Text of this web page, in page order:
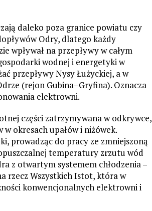
daleko poza granice powiatu czy
Odry, dlatego każdy
wpływał na przepływy w całym
wodnej i energetyki w
przepływy Nysy Łużyckiej, a w
(rejon Gubina–Gryfina). Oznacza
elektrowni.
części zatrzymywana w odkrywce,
okresach upałów i niżówek.
prowadząc do pracy ze zmniejszoną
temperatury zrzutu wód
z otwartym systemem chłodzenia –
rzecz Wszystkich Istot, która w
konwencjonalnych elektrowni i